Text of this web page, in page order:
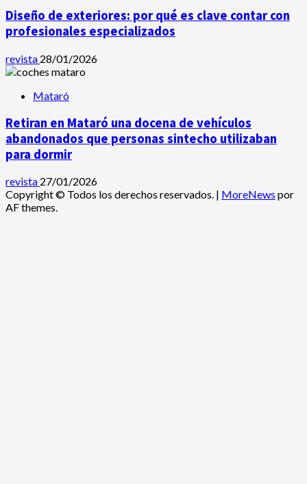
Diseño de exteriores: por qué es clave contar con
profesionales especializados
revista 28/01/2026
Mataró
Retiran en Mataró una docena de vehículos
abandonados que personas sintecho utilizaban
para dormir
revista 27/01/2026
Copyright © Todos los derechos reservados. | MoreNews por
AF themes.